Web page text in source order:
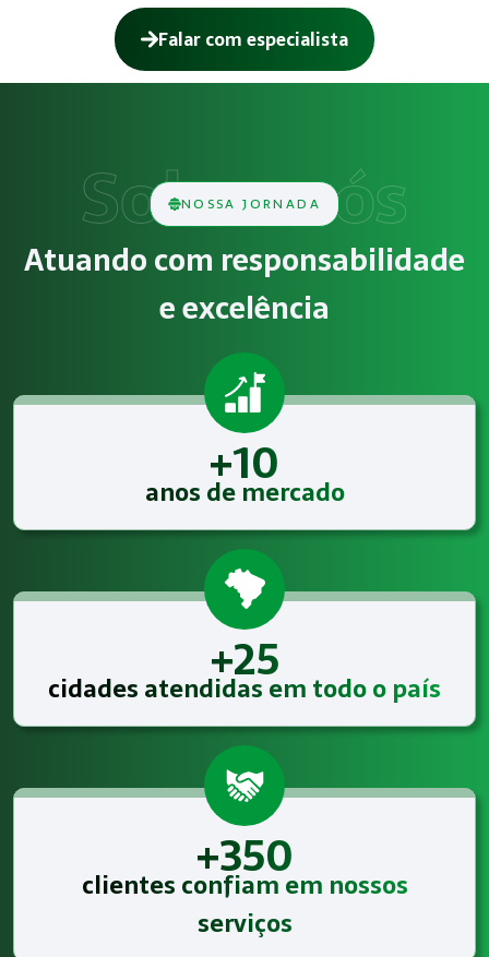
Falar com especialista
Como funciona NR-12 – Segurança
Obrigatoriedade legal
Empresas que exercem atividades com exposição a riscos
Atendimento especializado
A Megatrab - Engenharia de Segurança do Trabalho
NOSSA JORNADA
Atuando com responsabilidade
e excelência
+10
anos de mercado
+25
cidades atendidas em todo o país
+350
clientes confiam em nossos
serviços